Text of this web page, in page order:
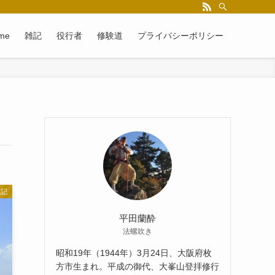
雑記 役行者 修験道 プライバシーポリシー
平田蘭酔
法螺吹き
昭和19年（1944年）3月24日、大阪府枚
方市生まれ。平成の御代、大峯山登拝修行